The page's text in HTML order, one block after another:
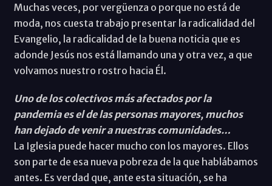
Muchas veces, por vergüenza o porque no está de
moda, nos cuesta trabajo presentar la radicalidad del
Evangelio, la radicalidad de la buena noticia que es
adonde Jesús nos está llamando una y otra vez, a que
volvamos nuestro rostro hacia Él.
Uno de los colectivos más afectados por la
pandemia es el de las personas mayores, muchos
han dejado de venir a nuestras comunidades…
La Iglesia puede hacer mucho con los mayores. Ellos
son parte de esa nueva pobreza de la que hablábamos
antes. Es verdad que, ante esta situación, se ha